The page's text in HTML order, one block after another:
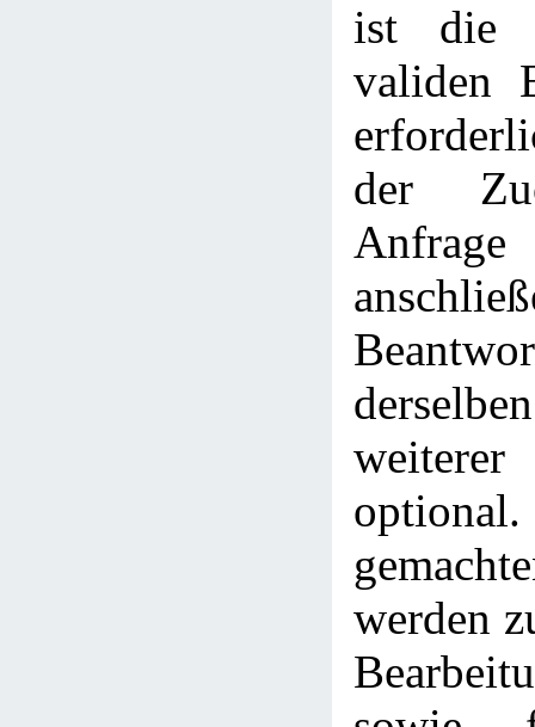
ist die
validen
der
werden